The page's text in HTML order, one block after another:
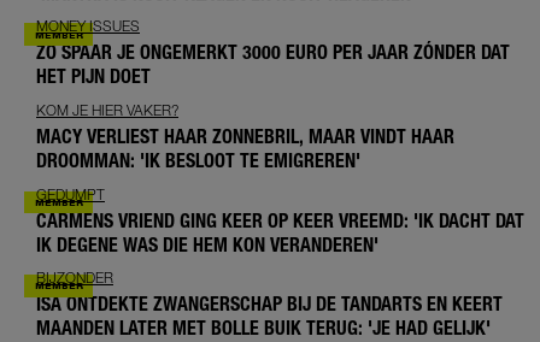
MONEY ISSUES
ZO SPAAR JE ONGEMERKT 3000 EURO PER JAAR ZÓNDER DAT
HET PIJN DOET
KOM JE HIER VAKER?
MACY VERLIEST HAAR ZONNEBRIL, MAAR VINDT HAAR
DROOMMAN: 'IK BESLOOT TE EMIGREREN'
GEDUMPT
CARMENS VRIEND GING KEER OP KEER VREEMD: 'IK DACHT DAT
IK DEGENE WAS DIE HEM KON VERANDEREN'
BIJZONDER
ISA ONTDEKTE ZWANGERSCHAP BIJ DE TANDARTS EN KEERT
MAANDEN LATER MET BOLLE BUIK TERUG: 'JE HAD GELIJK'